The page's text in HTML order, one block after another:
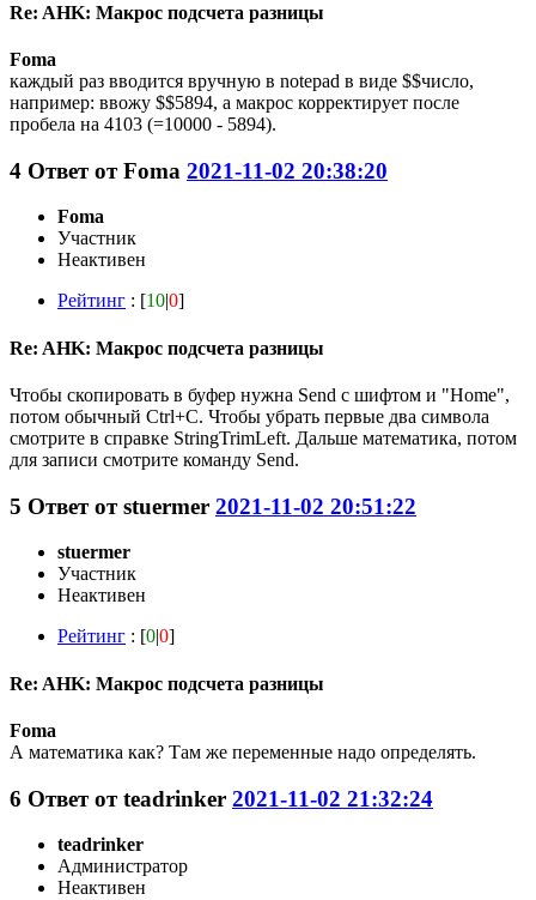
Re: AHK: Макрос подсчета разницы
Foma
каждый раз вводится вручную в notepad в виде $$число,
например: ввожу $$5894, а макрос корректирует после
пробела на 4103 (=10000 - 5894).
4 Ответ отFoma 2021-11-02 20:38:20
Foma
Участник
Неактивен
Рейтинг : [10|0]
Re: AHK: Макрос подсчета разницы
Чтобы скопировать в буфер нужна Send с шифтом и "Home",
потом обычный Ctrl+C. Чтобы убрать первые два символа
смотрите в справке StringTrimLeft. Дальше математика, потом
для записи смотрите команду Send.
5 Ответ отstuermer 2021-11-02 20:51:22
stuermer
Участник
Неактивен
Рейтинг : [0|0]
Re: AHK: Макрос подсчета разницы
Foma
А математика как? Там же переменные надо определять.
6 Ответ отteadrinker 2021-11-02 21:32:24
teadrinker
Администратор
Неактивен